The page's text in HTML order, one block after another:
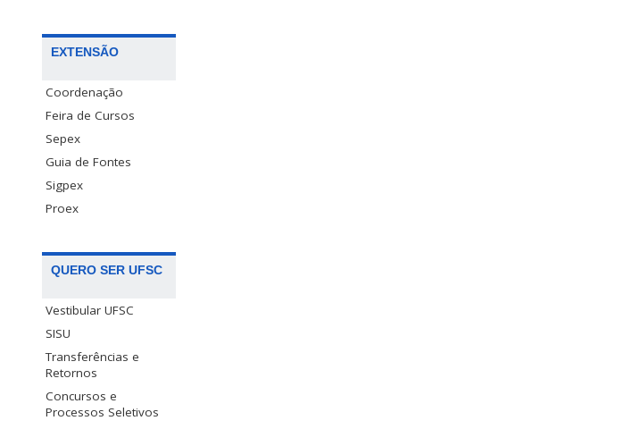
EXTENSÃO
Coordenação
Feira de Cursos
Sepex
Guia de Fontes
Sigpex
Proex
QUERO SER UFSC
Vestibular UFSC
SISU
Transferências e
Retornos
Concursos e
Processos Seletivos